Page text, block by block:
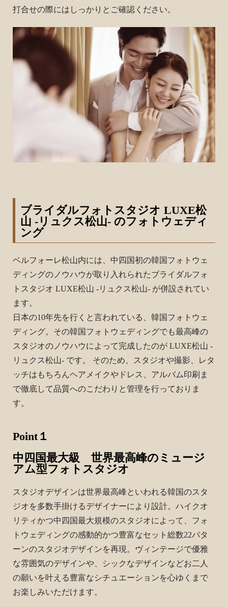
打合せの際にはしっかりとご確認ください。
ブライダルフォトスタジオ LUXE松
山 -リュクス松山- のフォトウェディ
ング
ベルフォーレ松山内には、中四国初の韓国フォトウェ
ディングのノウハウが取り入れられたブライダルフォ
トスタジオ LUXE松山 -リュクス松山- が併設されてい
ます。
日本の10年先を行くと言われている、韓国フォトウェ
ディング。その韓国フォトウェディングでも最高峰の
スタジオのノウハウによって完成したのが LUXE松山 -
リュクス松山- です。 そのため、スタジオや撮影、レタ
ッチはもちろんヘアメイクやドレス、アルバム印刷ま
で徹底して品質へのこだわりと管理を行っておりま
す。
Point１
中四国最大級 世界最高峰のミュージ
アム型フォトスタジオ
スタジオデザインは世界最高峰といわれる韓国のスタ
ジオを多数手掛けるデザイナーにより設計。ハイクオ
リティかつ中四国最大規模のスタジオによって、フォ
トウェディングの感動的かつ豊富なセット総数22パタ
ーンのスタジオデザインを再現 。ヴィンテージで優雅
な雰囲気のデザインや、シックなデザインなどお二人
の願いを叶える豊富なシチュエーションを心ゆくまで
お楽しみいただけます。